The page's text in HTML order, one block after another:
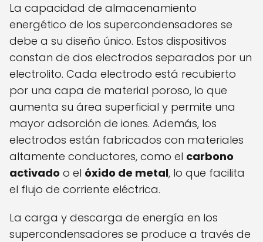
La capacidad de almacenamiento
energético de los supercondensadores se
debe a su diseño único. Estos dispositivos
constan de dos electrodos separados por un
electrolito. Cada electrodo está recubierto
por una capa de material poroso, lo que
aumenta su área superficial y permite una
mayor adsorción de iones. Además, los
electrodos están fabricados con materiales
altamente conductores, como el carbono
activado o el óxido de metal, lo que facilita
el flujo de corriente eléctrica.
La carga y descarga de energía en los
supercondensadores se produce a través de